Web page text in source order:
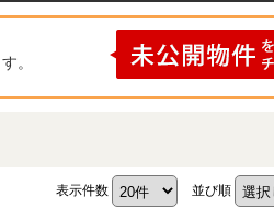
。
表示件数 並び順